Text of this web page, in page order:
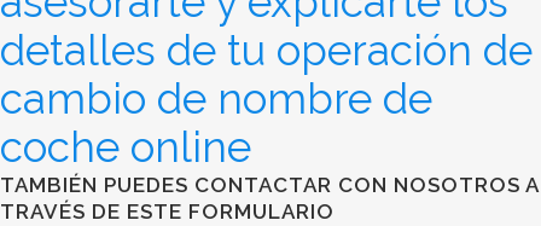
detalles de tu operación de
cambio de nombre de
coche online
TAMBIÉN PUEDES CONTACTAR CON NOSOTROS A
TRAVÉS DE ESTE FORMULARIO